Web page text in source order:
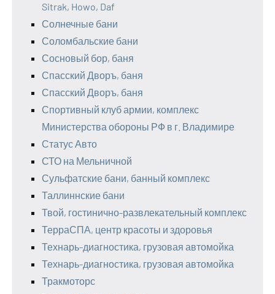
Sitrak, Howo, Daf
Солнечные бани
Соломбальские бани
Сосновый бор, баня
Спасский Дворъ, баня
Спасский Дворъ, баня
Спортивный клуб армии, комплекс
Министерства обороны РФ в г. Владимире
Статус Авто
СТО на Мельничной
Сульфатские бани, банный комплекс
Таллиннские бани
Твой, гостинично-развлекательный комплекс
ТерраСПА, центр красоты и здоровья
Технарь-диагностика, грузовая автомойка
Технарь-диагностика, грузовая автомойка
Тракмоторс